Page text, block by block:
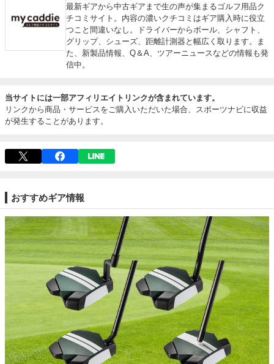
最新ギアから中古ギアまで生の声が集まるゴルフ用品ク
チコミサイト。内容の濃いクチコミはギア購入時に役立
つこと間違いなし。ドライバーからボール、シャフト、
グリップ、シューズ、距離計測器と幅広く取ります。ま
た、新製品情報、Q＆A、ツアーニュースなどの情報も発
信中。
当サイトには一部アフィリエイトリンクが含まれています。
リンクから商品・サービスをご購入いただいた場合、スポーツナビに収益
が発生することがあります。
おすすめギア情報